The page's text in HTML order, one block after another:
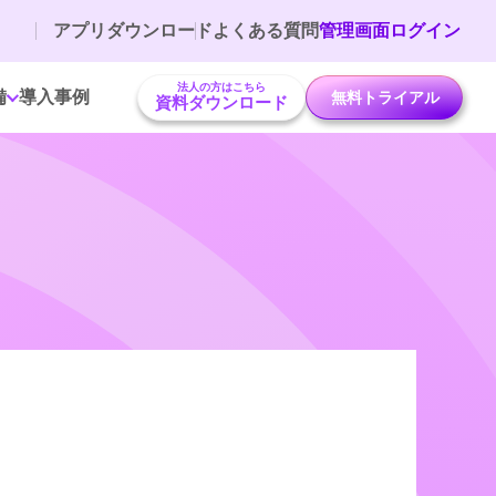
アプリダウンロードよくある質問管理画面ログイン
導入事例 法人の方はこちら
資料ダウンロード 無料トライアル